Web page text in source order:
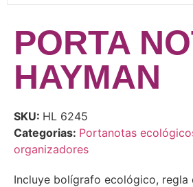
PORTA
HAYMAN
SKU: HL 6245
Categorias: Portanotas
organizadores
Incluye bolígrafo ecológico, regla